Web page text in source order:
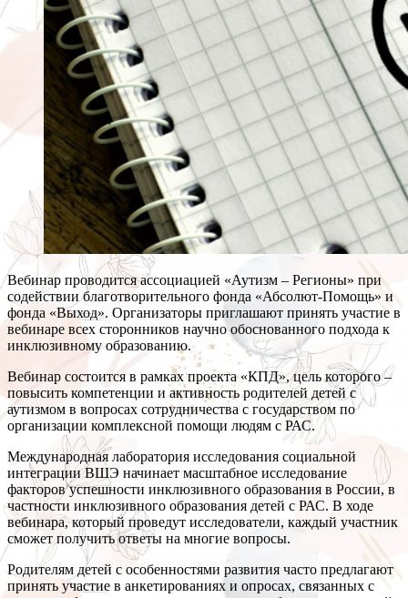
Вебинар проводится ассоциацией «Аутизм – Регионы» при
содействии благотворительного фонда «Абсолют-Помощь» и
фонда «Выход». Организаторы приглашают принять участие в
вебинаре всех сторонников научно обоснованного подхода к
инклюзивному образованию.
Вебинар состоится в рамках проекта «КПД», цель которого –
повысить компетенции и активность родителей детей с
аутизмом в вопросах сотрудничества с государством по
организации комплексной помощи людям с РАС.
Международная лаборатория исследования социальной
интеграции ВШЭ начинает масштабное исследование
факторов успешности инклюзивного образования в России, в
частности инклюзивного образования детей с РАС. В ходе
вебинара, который проведут исследователи, каждый участник
сможет получить ответы на многие вопросы.
Родителям детей с особенностями развития часто предлагают
принять участие в анкетированиях и опросах, связанных с